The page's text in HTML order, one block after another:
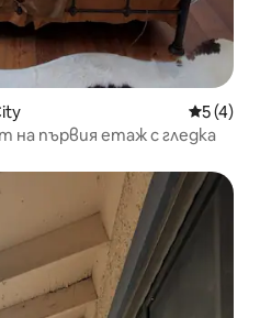
Средна
5 (4)
на първия етаж с гледка